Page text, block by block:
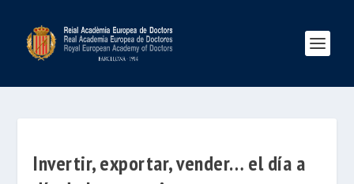
Invertir, exportar, vender… el día a